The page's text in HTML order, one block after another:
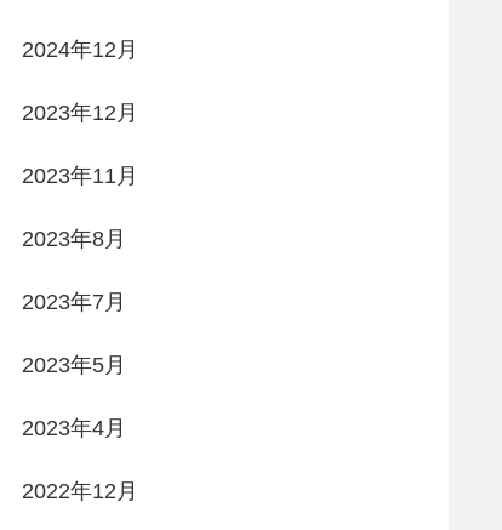
2024年12月
2023年12月
2023年11月
2023年8月
2023年7月
2023年5月
2023年4月
2022年12月